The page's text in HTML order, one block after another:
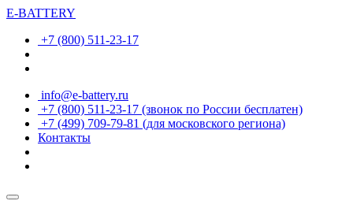
E-BATTERY
+7 (800) 511-23-17
info@e-battery.ru
+7 (800) 511-23-17 (звонок по России бесплатен)
+7 (499) 709-79-81 (для московского региона)
Контакты